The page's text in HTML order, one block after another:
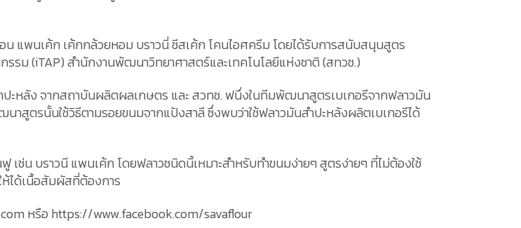
แพนเค้ก เค้กกล้วยหอม บราวนี่ ชีสเค้ก โคนไอศครีม โดยได้รับการสนับสนุนสูตร
ม (iTAP) สำนักงานพัฒนาวิทยาศาสตร์และเทคโนโลยีแห่งชาติ (สทวช.)
หลัง จากสถาบันผลิตผลเกษตร และ สวทช. ฟนึ่งในทีมพัฒนาสูตรเบเกอรีจากฟลาวมัน
าสูตรนั้นใช้วิธีตามรอยขนมจากแป้งสาลี ซึ่งพบว่าใช้ฟลาวมันสำปะหลังผลิตเบเกอรีได้
เช่น บราวนี แพนเค้ก โดยฟลาวชนิดนี้เหมาะสำหรับทำขนมง่ายๆ สูตรง่ายๆ ที่ไม่ต้องใช้
ได้เนื้อสัมผัสที่ต้องการ
หรือ https://www.facebook.com/savaflour